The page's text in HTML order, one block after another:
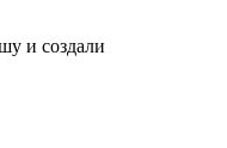
и создали